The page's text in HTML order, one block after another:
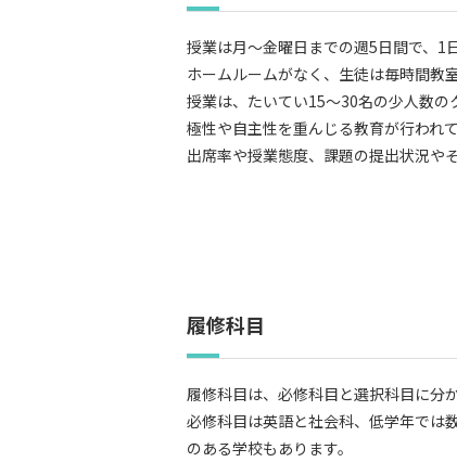
授業は月～金曜日までの週5日間で、1
ホームルームがなく、生徒は毎時間教
授業は、たいてい15～30名の少人数
極性や自主性を重んじる教育が行われ
出席率や授業態度、課題の提出状況や
履修科目
履修科目は、必修科目と選択科目に分か
必修科目は英語と社会科、低学年では
のある学校もあります。